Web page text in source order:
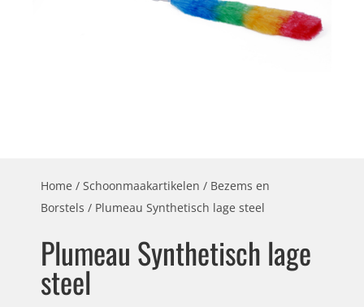
Home / Schoonmaakartikelen / Bezems en
Borstels / Plumeau Synthetisch lage steel
Plumeau Synthetisch lage
steel